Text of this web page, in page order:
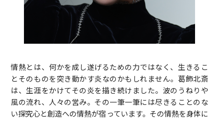
情熱とは、何かを成し遂げるための力ではなく、生きるこ
とそのものを突き動かす炎なのかもしれません。葛飾北斎
は、生涯をかけてその炎を描き続けました。波のうねりや
風の流れ、人々の営み。その一筆一筆には尽きることのな
い探究心と創造への情熱が宿っています。その情熱を身体に